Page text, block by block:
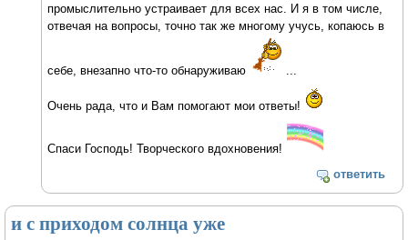
промыслительно устраивает для всех нас. И я в том числе,
отвечая на вопросы, точно так же многому учусь, копаюсь в
себе, внезапно что-то обнаруживаю ...
Очень рада, что и Вам помогают мои ответы!
Спаси Господь! Творческого вдохновения!
ответить
и с приходом солнца уже